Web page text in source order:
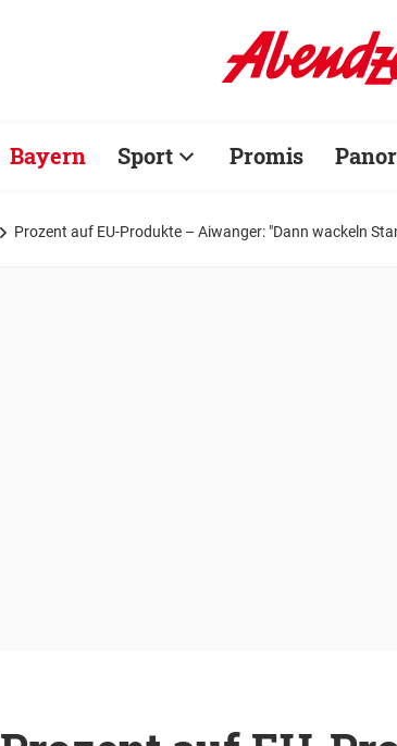
Bayern Sport Promis
Prozent auf EU-Produkte – Aiwanger: "Dann wackeln